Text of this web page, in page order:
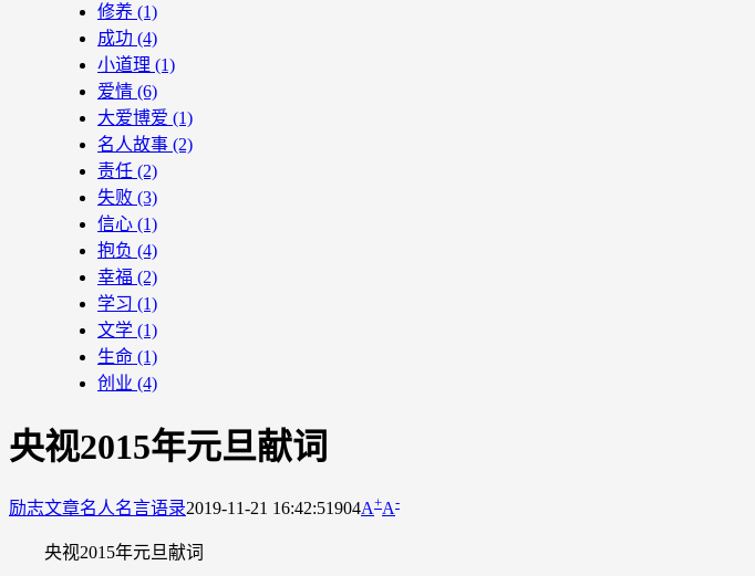
修养 (1)
成功 (4)
小道理 (1)
爱情 (6)
大爱博爱 (1)
名人故事 (2)
责任 (2)
失败 (3)
信心 (1)
抱负 (4)
幸福 (2)
学习 (1)
文学 (1)
生命 (1)
创业 (4)
央视2015年元旦献词
励志文章名人名言语录2019-11-21 16:42:51904A+A-
央视2015年元旦献词